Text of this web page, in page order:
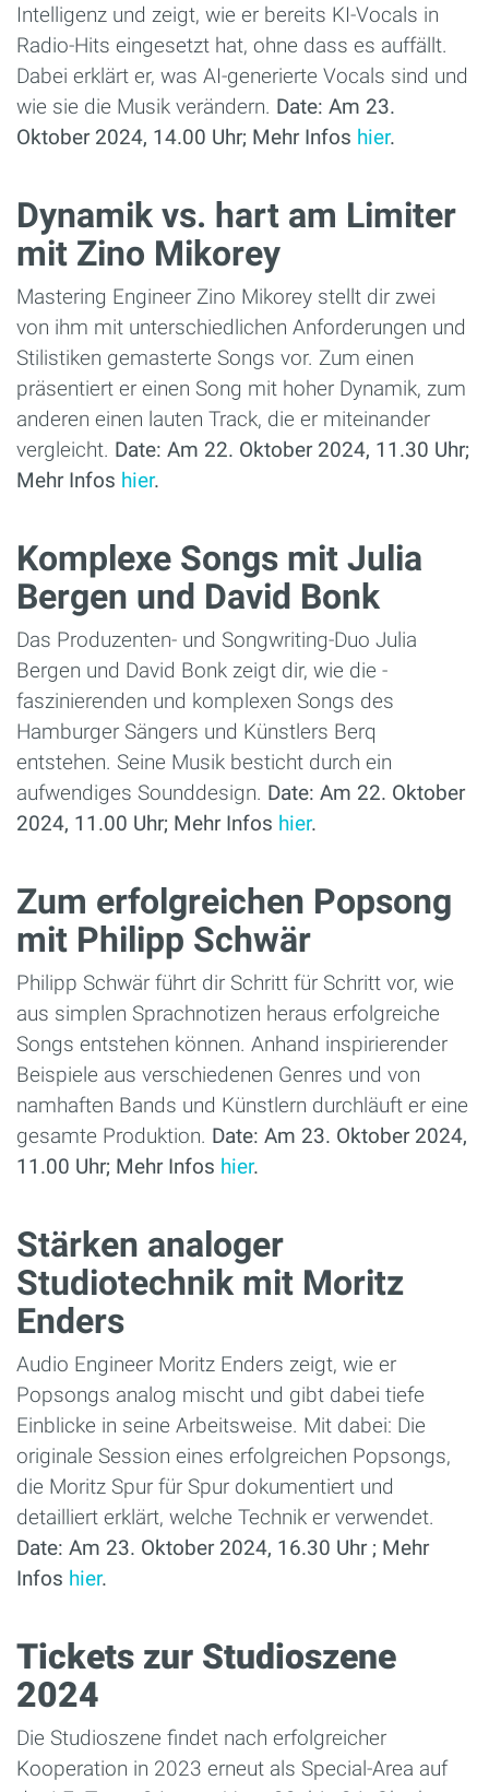
Intelligenz und zeigt, wie er bereits KI-Vocals in
Radio-Hits eingesetzt hat, ohne dass es auffällt.
Dabei erklärt er, was AI-generierte Vocals sind und
wie sie die Musik verändern. Date: Am 23.
Oktober 2024, 14.00 Uhr; Mehr Infos hier.
Dynamik vs. hart am Limiter
mit Zino Mikorey
Mastering Engineer Zino Mikorey stellt dir zwei
von ihm mit unterschiedlichen Anforderungen und
Stilistiken gemasterte Songs vor. Zum einen
präsentiert er einen Song mit hoher Dynamik, zum
anderen einen lauten Track, die er miteinander
vergleicht. Date: Am 22. Oktober 2024, 11.30 Uhr;
Mehr Infos hier.
Komplexe Songs mit Julia
Bergen und David Bonk
Das Produzenten- und Songwriting-Duo Julia
Bergen und David Bonk zeigt dir, wie die ­
faszinierenden und komplexen Songs des
Hamburger Sängers und Künstlers Berq
entstehen. Seine Musik besticht durch ein
aufwendiges Sounddesign. Date: Am 22. Oktober
2024, 11.00 Uhr; Mehr Infos hier.
Zum erfolgreichen Popsong
mit Philipp Schwär
Philipp Schwär führt dir Schritt für Schritt vor, wie
aus simplen Sprachnotizen heraus erfolgreiche
Songs entstehen können. Anhand inspirierender
Beispiele aus verschiedenen Genres und von
namhaften Bands und Künstlern durchläuft er eine
gesamte Produktion. Date: Am 23. Oktober 2024,
11.00 Uhr; Mehr Infos hier.
Stärken analoger
Studiotechnik mit Moritz
Enders
Audio Engineer Moritz Enders zeigt, wie er
Popsongs analog mischt und gibt dabei tiefe
Einblicke in seine Arbeitsweise. Mit dabei: Die
originale Session eines erfolgreichen Popsongs,
die Moritz Spur für Spur dokumentiert und
detailliert erklärt, welche Technik er verwendet.
Date: Am 23. Oktober 2024, 16.30 Uhr ; Mehr
Infos hier.
Tickets zur Studioszene
2024
Die Studioszene findet nach erfolgreicher
Kooperation in 2023 erneut als Special-Area auf